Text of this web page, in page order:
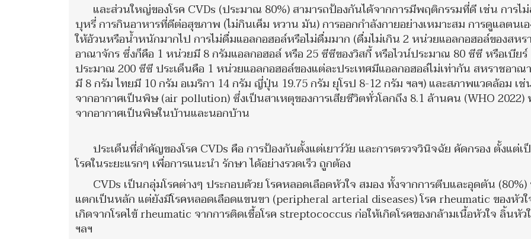
และส่วนใหญ่ของโรค CVDs (ประมาณ 80%) สามารถป้องกันได้จากการมีพฤติกรรมที่ดี เช่น การไ
บุหรี่ การกินอาหารที่ดีต่อสุขภาพ (ไม่กินเค็ม หวาน มัน) การออกกำลังกายอย่างเหมาะสม การดูแลตนเ
ให้อ้วนหรือน้ำหนักมากไป การไม่ดื่มแอลกอฮอล์หรือไม่ดื่มมาก (ดื่มไม่เกิน 2 หน่วยแอลกอฮอล์ของสหร
อาณาจักร ซึ่งก็คือ 1 หน่วยมี 8 กรัมแอลกอฮอล์ หรือ 25 ซีซีของวิสกี้ หรือไวน์ประมาณ 80 ซีซี หรือเบียร์
ประมาณ 200 ซีซี ประเด็นคือ 1 หน่วยแอลกอฮอล์ของแต่ละประเทศมีแอลกอฮอล์ไม่เท่ากัน สหราชอาณ
มี 8 กรัม ไทยมี 10 กรัม อเมริกา 14 กรัม ญี่ปุ่น 19.75 กรัม ยุโรป 8-12 กรัม ฯลฯ) และสภาพแวดล้อม เช่
จากอากาศเป็นพิษ (air pollution) ซึ่งเป็นสาเหตุของการเสียชีวิตทั่วโลกถึง 8.1 ล้านคน (WHO 2022)
จากอากาศเป็นพิษในบ้านและนอกบ้าน
ประเด็นที่สำคัญของโรค CVDs คือ การป้องกันตั้งแต่เยาว์วัย และการตรวจวินิจฉัย คัดกรอง ตั้งแต่เ
โรคในระยะแรกๆ เพื่อการแนะนำ รักษา ได้อย่างรวดเร็ว ถูกต้อง
CVDs เป็นกลุ่มโรคต่างๆ ประกอบด้วย โรคหลอดเลือดหัวใจ สมอง ทั้งจากการตีบและอุดตัน (80%)
แตกเป็นหลัก แต่ยังมีโรคหลอดเลือดแขนขา (peripheral arterial diseases) โรค rheumatic ของหัว
เกิดจากโรคไข้ rheumatic จากการติดเชื้อโรค streptococcus ก่อให้เกิดโรคของกล้ามเนื้อหัวใจ ลิ้นหัว
ฯลฯ